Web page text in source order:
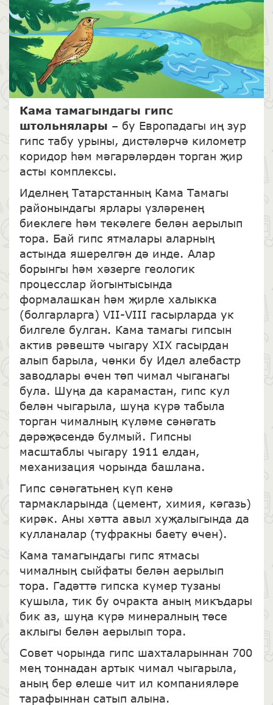
Кама тамагындагы гипс
штольнялары – бу Европадагы иң зур
гипс табу урыны, дистәләрчә километр
коридор һәм мәгарәләрдән торган җир
асты комплексы.
Иделнең Татарстанның Кама Тамагы
районындагы ярлары үзләренең
биеклеге һәм текәлеге белән аерылып
тора. Бай гипс ятмалары аларның
астында яшерелгән дә инде. Алар
борынгы һәм хәзерге геологик
процесслар йогынтысында
формалашкан һәм җирле халыкка
(болгарларга) VII-VIII гасырларда ук
билгеле булган. Кама тамагы гипсын
актив рәвештә чыгару XIX гасырдан
алып барыла, чөнки бу Идел алебастр
заводлары өчен төп чимал чыганагы
була. Шуңа да карамастан, гипс кул
белән чыгарыла, шуңа күрә табыла
торган чималның күләме сәнәгать
дәрәҗәсендә булмый. Гипсны
масштаблы чыгару 1911 елдан,
механизация чорында башлана.
Гипс сәнәгатьнең күп кенә
тармакларында (цемент, химия, кәгазь)
кирәк. Аны хәтта авыл хуҗалыгында да
кулланалар (туфракны баету өчен).
Кама тамагындагы гипс ятмасы
чималның сыйфаты белән аерылып
тора. Гадәттә гипска күмер тузаны
кушыла, тик бу очракта аның микъдары
бик аз, шуңа күрә минералның төсе
аклыгы белән аерылып тора.
Совет чорында гипс шахталарыннан 700
мең тоннадан артык чимал чыгарыла,
аның бер өлеше чит ил компанияләре
тарафыннан сатып алына.